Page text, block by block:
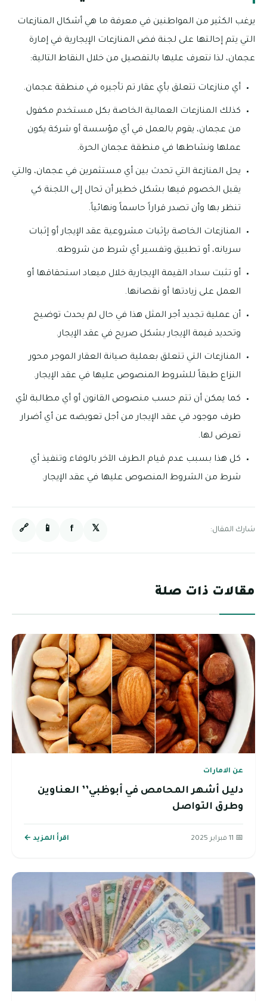
يرغب الكثير من المواطنين في معرفة ما هي أشكال المنازعات
التي يتم إحالتها على لجنة فض المنازعات الإيجارية في إمارة
عجمان، لذا نتعرف عليها بالتفصيل من خلال النقاط التالية:
أي منازعات تتعلق بأي عقار تم تأجيره في منطقة عجمان.
كذلك المنازعات العمالية الخاصة بكل مستخدم مكفول
من عجمان، يقوم بالعمل في أي مؤسسة أو شركة يكون
عملها ونشاطها في منطقة عجمان الحرة.
يحل المنازعة التي تحدث بين أي مستثمرين في عجمان، والتي
يقبل الخصوم فيها بشكل خطير أن تحال إلى اللجنة كي
تنظر بها وأن تصدر قراراً حاسماً ونهائياً.
المنازعات الخاصة بإثبات مشروعية عقد الإيجار أو إثبات
سريانه، أو تطبيق وتفسير أي شرط من شروطه.
أو تثبت سداد القيمة الإيجارية خلال ميعاد استحقاقها أو
العمل على زيادتها أو نقصانها.
أن عملية تجديد أجر المثل هذا في حال لم يحدث توضيح
وتحديد قيمة الإيجار بشكل صريح في عقد الإيجار.
المنازعات التي تتعلق بعملية صيانة العقار الموجر محور
النزاع طبقاً للشروط المنصوص عليها في عقد الإيجار.
كما يمكن أن تتم حسب منصوص القانون أو أي مطالبة لأي
طرف موجود في عقد الإيجار من أجل تعويضه عن أي أضرار
تعرض لها.
كل هذا بسبب عدم قيام الطرف الآخر بالوفاء وتنفيذ أي
شرط من الشروط المنصوص عليها في عقد الإيجار.
شارك المقال: 𝕏
f
📱
🔗
مقالات ذات صلة
عن الامارات
دليل أشهر المحامص في أبوظبي’’ العناوين
وطرق التواصل
📅 11 فبراير 2025 اقرأ المزيد ←